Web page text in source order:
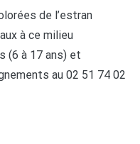
de l’estran
à ce milieu
(6 à 17 ans) et
au 02 51 74 02